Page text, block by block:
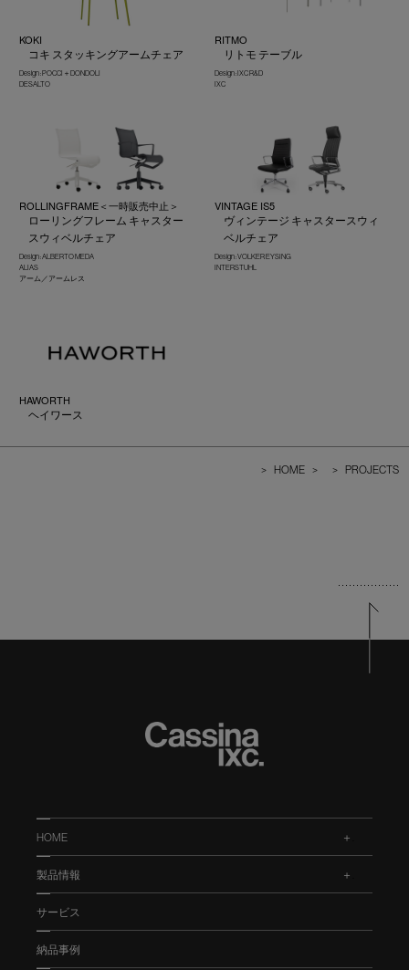
KOKI
コキ スタッキングアームチェア
Design : POCCI＋DONDOLI
DESALTO
RITMO
リトモ テーブル
Design : IXC R&D
IXC
ROLLINGFRAME＜一時販売中止＞
ローリングフレーム キャスター
スウィベルチェア
Design : ALBERTO MEDA
ALIAS
アーム／アームレス
VINTAGE IS5
ヴィンテージ キャスタースウィ
ベルチェア
Design : VOLKER EYSING
INTERSTUHL
HAWORTH
ヘイワース
> HOME > > PROJECTS
HOME
製品情報
サービス
納品事例